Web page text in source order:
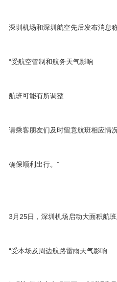
深圳机场和深圳航空先后发布消息
“受航空管制和航务天气影响
航班可能有所调整
请乘客朋友们及时留意航班相应情
确保顺利出行。”
3月25日，深圳机场启动大面积航
“受本场及周边航路雷雨天气影响